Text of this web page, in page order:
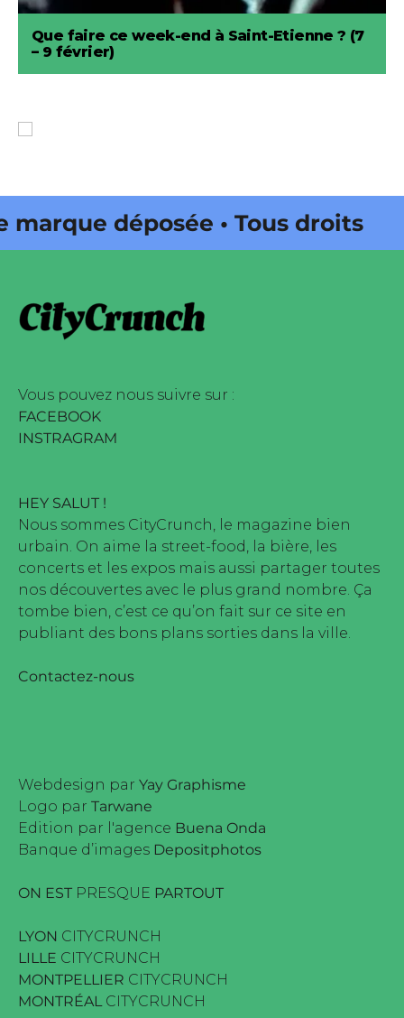
Que faire ce week-end à Saint-Etienne ? (7
– 9 février)
déposée • Tous droits
déposée • Tous droits
par Buena Onda Web •
Vous pouvez nous suivre sur :
FACEBOOK
INSTRAGRAM
HEY SALUT !
Nous sommes CityCrunch, le magazine bien
urbain. On aime la street-food, la bière, les
concerts et les expos mais aussi partager toutes
nos découvertes avec le plus grand nombre. Ça
tombe bien, c’est ce qu’on fait sur ce site en
publiant des bons plans sorties dans la ville.
Contactez-nous
Webdesign par Yay Graphisme
Logo par Tarwane
Edition par l'agence Buena Onda
Banque d’images Depositphotos
ON EST PRESQUE PARTOUT
LYON CITYCRUNCH
LILLE CITYCRUNCH
MONTPELLIER CITYCRUNCH
MONTRÉAL CITYCRUNCH